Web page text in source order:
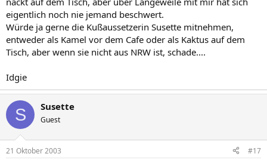
eigentlich noch nie jemand beschwert.
Würde ja gerne die Kußaussetzerin Susette mitnehmen,
entweder als Kamel vor dem Cafe oder als Kaktus auf dem
Tisch, aber wenn sie nicht aus NRW ist, schade....
Idgie
S Susette
Guest
21 Oktober 2003 #17